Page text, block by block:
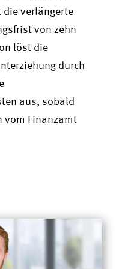
verlängerte
von zehn
löst die
durch
aus, sobald
vom Finanzamt